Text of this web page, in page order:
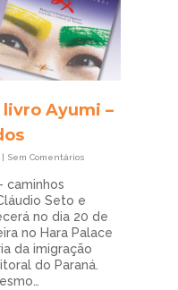
Ayumi –
| Sem Comentários
caminhos
Seto e
no dia 20 de
no Hara Palace
da imigração
do Paraná.